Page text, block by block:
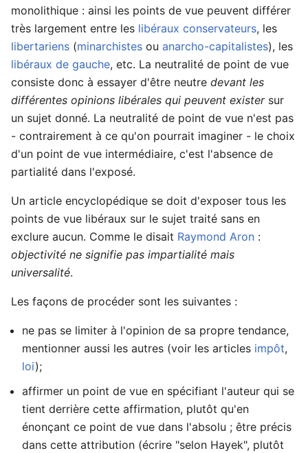
monolithique : ainsi les points de vue peuvent différer
très largement entre les libéraux conservateurs, les
libertariens (minarchistes ou anarcho-capitalistes), les
libéraux de gauche, etc. La neutralité de point de vue
consiste donc à essayer d'être neutre devant les
différentes opinions libérales qui peuvent existersur
un sujet donné. La neutralité de point de vue n'est pas
- contrairement à ce qu'on pourrait imaginer - le choix
d'un point de vue intermédiaire, c'est l'absence de
partialité dans l'exposé.
Un article encyclopédique se doit d'exposer tous les
points de vue libéraux sur le sujet traité sans en
exclure aucun. Comme le disait Raymond Aron :
objectivité ne signifie pas impartialité mais
universalité.
Les façons de procéder sont les suivantes :
ne pas se limiter à l'opinion de sa propre tendance,
mentionner aussi les autres (voir les articles impôt,
loi);
affirmer un point de vue en spécifiant l'auteur qui se
tient derrière cette affirmation, plutôt qu'en
énonçant ce point de vue dans l'absolu ; être précis
dans cette attribution (écrire "selon Hayek", plutôt